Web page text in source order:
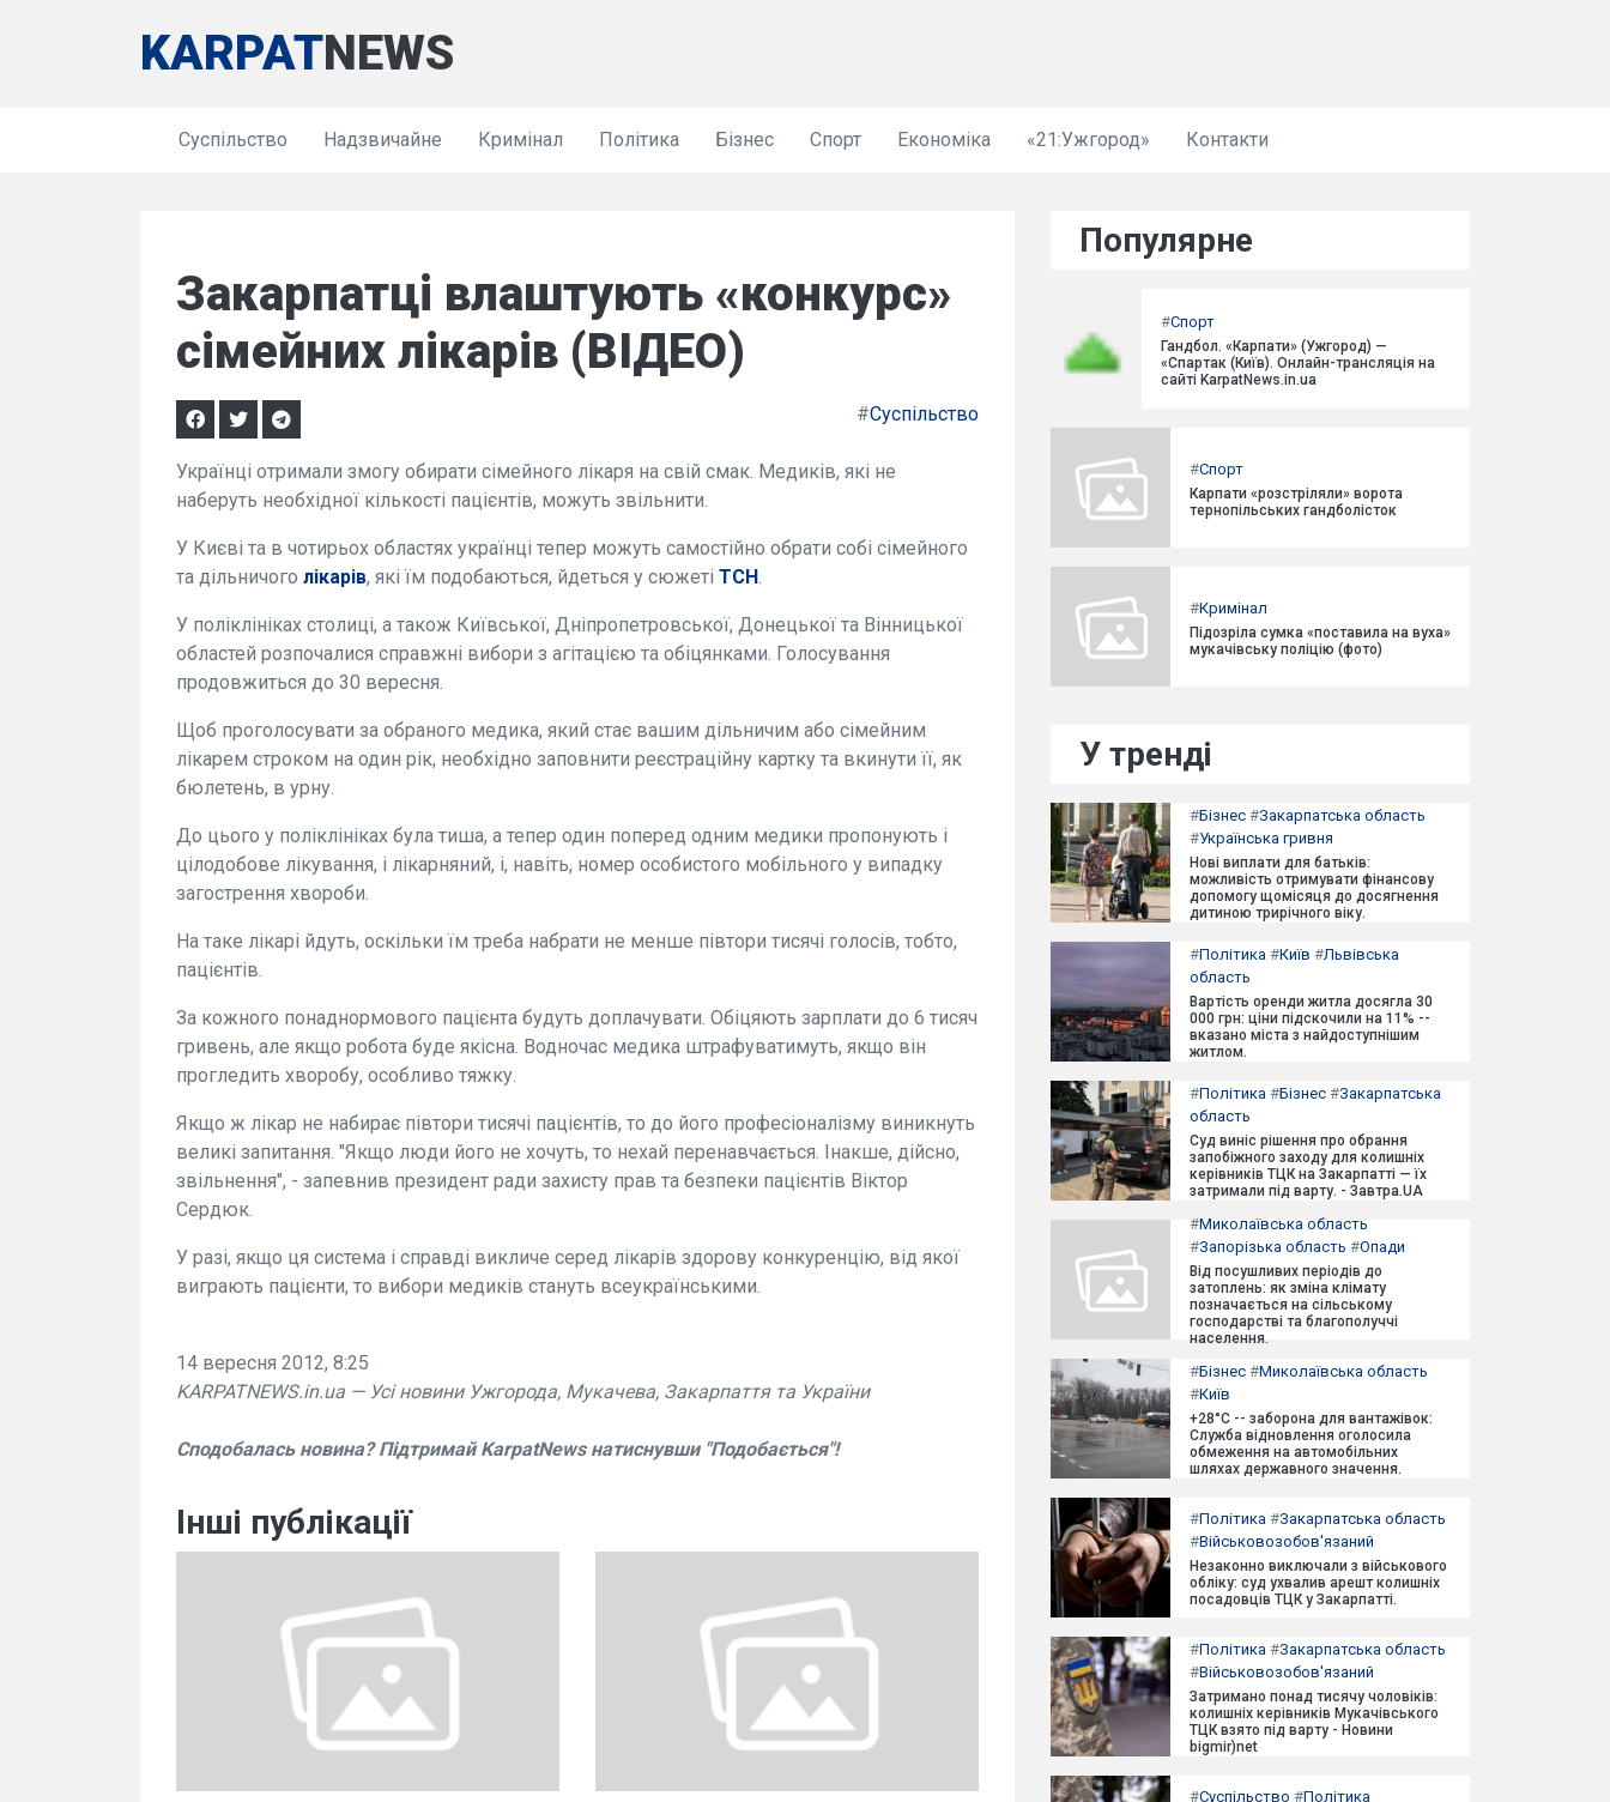
KARPATNEWS
Суспільство Надзвичайне Кримінал Політика Бізнес Спорт Економіка «21:Ужгород» Контакти
Закарпатці влаштують «конкурс»
сімейних лікарів (ВІДЕО)
#Суспільство
Українці отримали змогу обирати сімейного лікаря на свій смак. Медиків, які не
наберуть необхідної кількості пацієнтів, можуть звільнити.
У Києві та в чотирьох областях українці тепер можуть самостійно обрати собі сімейного
та дільничого лікарів, які їм подобаються, йдеться у сюжеті ТСН.
У поліклініках столиці, а також Київської, Дніпропетровської, Донецької та Вінницької
областей розпочалися справжні вибори з агітацією та обіцянками. Голосування
продовжиться до 30 вересня.
Щоб проголосувати за обраного медика, який стає вашим дільничим або сімейним
лікарем строком на один рік, необхідно заповнити реєстраційну картку та вкинути її, як
бюлетень, в урну.
До цього у поліклініках була тиша, а тепер один поперед одним медики пропонують і
цілодобове лікування, і лікарняний, і, навіть, номер особистого мобільного у випадку
загострення хвороби.
На таке лікарі йдуть, оскільки їм треба набрати не менше півтори тисячі голосів, тобто,
пацієнтів.
За кожного понаднормового пацієнта будуть доплачувати. Обіцяють зарплати до 6 тисяч
гривень, але якщо робота буде якісна. Водночас медика штрафуватимуть, якщо він
прогледить хворобу, особливо тяжку.
Якщо ж лікар не набирає півтори тисячі пацієнтів, то до його професіоналізму виникнуть
великі запитання. "Якщо люди його не хочуть, то нехай перенавчається. Інакше, дійсно,
звільнення", - запевнив президент ради захисту прав та безпеки пацієнтів Віктор
Сердюк.
У разі, якщо ця система і справді викличе серед лікарів здорову конкуренцію, від якої
виграють пацієнти, то вибори медиків стануть всеукраїнськими.
14 вересня 2012, 8:25
KARPATNEWS.in.ua — Усі новини Ужгорода, Мукачева, Закарпаття та України
Сподобалась новина? Підтримай KarpatNews натиснувши "Подобається"!
Інші публікації
Популярне
#Спорт
Гандбол. «Карпати» (Ужгород) —
«Спартак (Київ). Онлайн-трансляція на
сайті KarpatNews.in.ua
#Спорт
Карпати «розстріляли» ворота
тернопільських гандболісток
#Кримінал
Підозріла сумка «поставила на вуха»
мукачівську поліцію (фото)
У тренді
#Бізнес #Закарпатська область
#Українська гривня
Нові виплати для батьків:
можливість отримувати фінансову
допомогу щомісяця до досягнення
дитиною трирічного віку.
#Політика #Київ #Львівська
область
Вартість оренди житла досягла 30
000 грн: ціни підскочили на 11% --
вказано міста з найдоступнішим
житлом.
#Політика #Бізнес #Закарпатська
область
Суд виніс рішення про обрання
запобіжного заходу для колишніх
керівників ТЦК на Закарпатті — їх
затримали під варту. - Завтра.UA
#Миколаївська область
#Запорізька область #Опади
Від посушливих періодів до
затоплень: як зміна клімату
позначається на сільському
господарстві та благополуччі
населення.
#Бізнес #Миколаївська область
#Київ
+28°C -- заборона для вантажівок:
Служба відновлення оголосила
обмеження на автомобільних
шляхах державного значення.
#Політика #Закарпатська область
#Військовозобов'язаний
Незаконно виключали з військового
обліку: суд ухвалив арешт колишніх
посадовців ТЦК у Закарпатті.
#Політика #Закарпатська область
#Військовозобов'язаний
Затримано понад тисячу чоловіків:
колишніх керівників Мукачівського
ТЦК взято під варту - Новини
bigmir)net
#Суспільство #Політика